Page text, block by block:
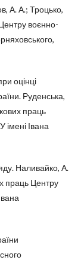
А. А.; Троцько,
воєнно-
оцінці
Руденська,
праць
імені Івана
Наливайко, А.
праць Центру